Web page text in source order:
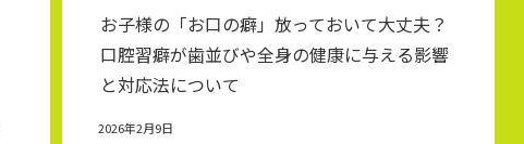
お子様の「お口の癖」放っておいて大丈夫？
口腔習癖が歯並びや全身の健康に与える影響
と対応法について
2026年2月9日